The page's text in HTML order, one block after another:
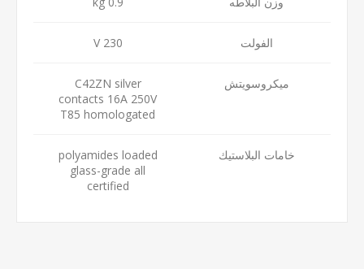
الفولت 230 V
ميكروسويتش
C42ZN silver
contacts 16A 250V
T85 homologated
خامات البلاستيك
polyamides loaded
glass-grade all
certified